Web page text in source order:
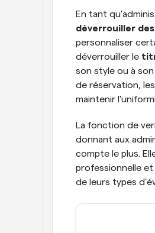
En tant
déverrouiller
personnaliser
déverrouiller le
son style ou à
de réservation,
maintenir
La fonction de
donnant aux
compte le plus.
professionnelle et
de leurs types